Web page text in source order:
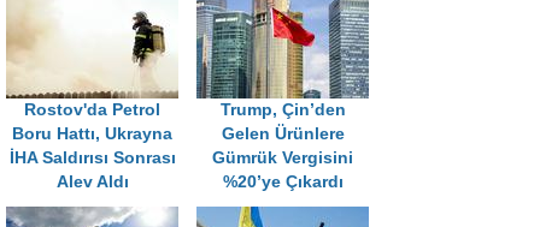
Rostov'da Petrol
Boru Hattı, Ukrayna
İHA Saldırısı Sonrası
Alev Aldı
Trump, Çin’den
Gelen Ürünlere
Gümrük Vergisini
%20’ye Çıkardı